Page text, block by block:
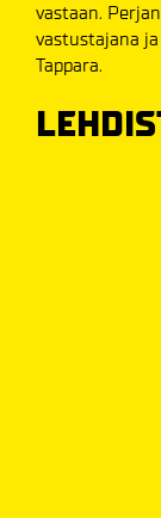
vastaan.
vastustajana
Tappara.